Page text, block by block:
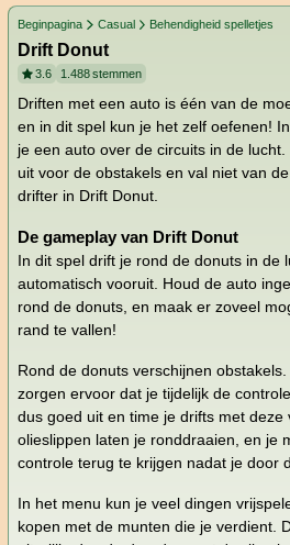
Beginpagina Casual Behendigheid spelletjes
Drift Donut
3.6 1.488stemmen
Driften met een auto is één van de
en in dit spel kun je het zelf oefenen!
je een auto over de circuits in de
uit voor de obstakels en val niet van
drifter in Drift Donut.
De gameplay van Drift Donut
In dit spel drift je rond de donuts in de
automatisch vooruit. Houd de auto
rond de donuts, en maak er zoveel
rand te vallen!
Rond de donuts verschijnen
zorgen ervoor dat je tijdelijk de
dus goed uit en time je drifts met deze
olieslippen laten je ronddraaien, en je
controle terug te krijgen nadat je door
In het menu kun je veel dingen
kopen met de munten die je verdient.